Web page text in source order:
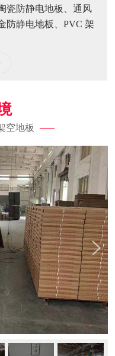
瓷防静电地板、通风
防静电地板、PVC 架
空地板